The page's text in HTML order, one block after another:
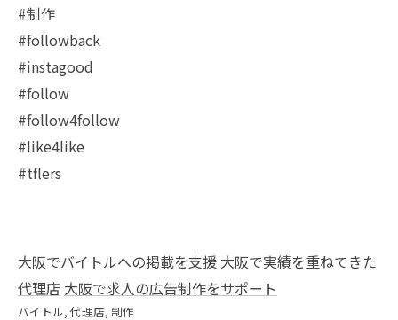
#制作
#followback
#instagood
#follow
#follow4follow
#like4like
#tflers
大阪でバイトルへの掲載を支援 大阪で実績を重ねてきた
代理店 大阪で求人の広告制作をサポート
バイトル 代理店 制作